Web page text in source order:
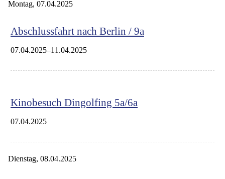
Montag, 07.04.2025
Abschlussfahrt nach Berlin / 9a
07.04.2025–11.04.2025
Kinobesuch Dingolfing 5a/6a
07.04.2025
Dienstag, 08.04.2025